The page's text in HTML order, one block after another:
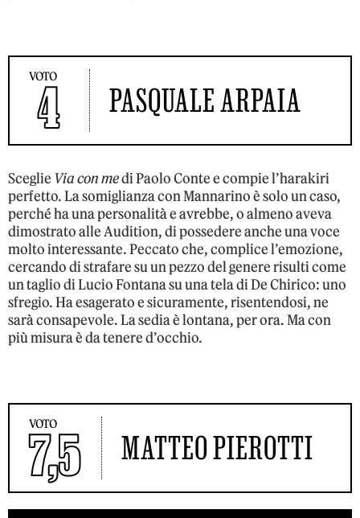
VOTO
4 PASQUALE ARPAIA
Sceglie Via con medi Paolo Conte e compie l’harakiri
perfetto. La somiglianza con Mannarino è solo un caso,
perché ha una personalità e avrebbe, o almeno aveva
dimostrato alle Audition, di possedere anche una voce
molto interessante. Peccato che, complice l’emozione,
cercando di strafare su un pezzo del genere risulti come
un taglio di Lucio Fontana su una tela di De Chirico: uno
sfregio. Ha esagerato e sicuramente, risentendosi, ne
sarà consapevole. La sedia è lontana, per ora. Ma con
più misura è da tenere d’occhio.
VOTO
7,5 MATTEO PIEROTTI